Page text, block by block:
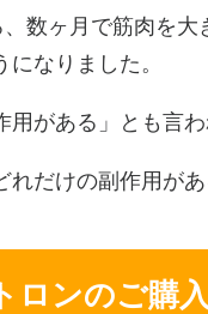
数ヶ月で筋肉を大
なりました。
がある」とも言わ
だけの副作用が
ロンのご購